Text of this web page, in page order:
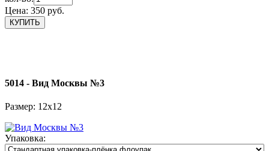
Цена: 350 руб.
5014 - Вид Москвы №3
Размер: 12х12
Упаковка: